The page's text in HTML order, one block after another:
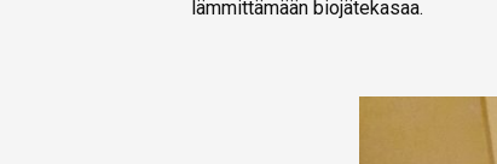
lämmittämään biojätekasaa.